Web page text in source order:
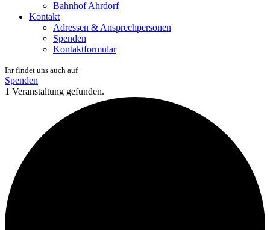
Bahnhof Ahrdorf
Kontakt
Adressen & Ansprechpersonen
Spenden
Kontaktformular
Ihr findet uns auch auf
Spenden
1 Veranstaltung gefunden.